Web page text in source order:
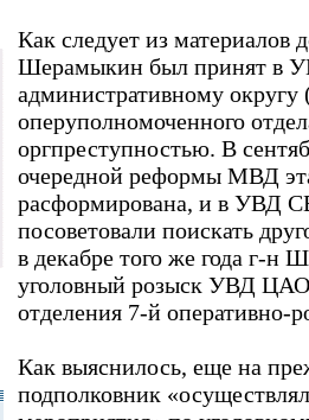
Как следует из материалов
Шерамыкин был принят в
административному
оперуполномоченного
оргпреступностью. В
очередной реформы МВД
расформирована, и в УВД
посоветовали поискать
в декабре того же года г-н
уголовный розыск УВД ЦАО
отделения 7-й оперативно-
Как выяснилось, еще на
подполковник